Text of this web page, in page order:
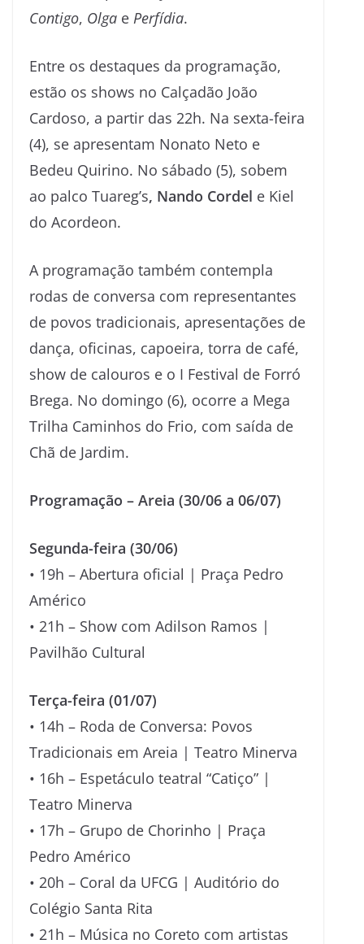
Contigo, Olga e Perfídia.
Entre os destaques da programação,
estão os shows no Calçadão João
Cardoso, a partir das 22h. Na sexta-feira
(4), se apresentam Nonato Neto e
Bedeu Quirino. No sábado (5), sobem
ao palco Tuareg’s, Nando Cordel e Kiel
do Acordeon.
A programação também contempla
rodas de conversa com representantes
de povos tradicionais, apresentações de
dança, oficinas, capoeira, torra de café,
show de calouros e o I Festival de Forró
Brega. No domingo (6), ocorre a Mega
Trilha Caminhos do Frio, com saída de
Chã de Jardim.
Programação – Areia (30/06 a 06/07)
Segunda-feira (30/06)
• 19h – Abertura oficial | Praça Pedro
Américo
• 21h – Show com Adilson Ramos |
Pavilhão Cultural
Terça-feira (01/07)
• 14h – Roda de Conversa: Povos
Tradicionais em Areia | Teatro Minerva
• 16h – Espetáculo teatral “Catiço” |
Teatro Minerva
• 17h – Grupo de Chorinho | Praça
Pedro Américo
• 20h – Coral da UFCG | Auditório do
Colégio Santa Rita
• 21h – Música no Coreto com artistas